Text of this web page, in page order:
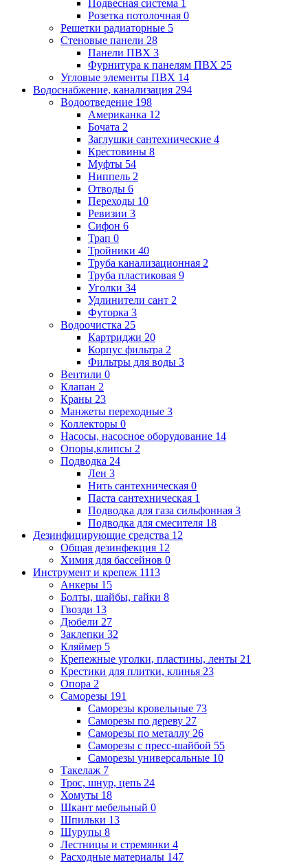
Подвесная система 1
Розетка потолочная 0
Решетки радиаторные 5
Стеновые панели 28
Панели ПВХ 3
Фурнитура к панелям ПВХ 25
Угловые элементы ПВХ 14
Водоснабжение, канализация 294
Водоотведение 198
Американка 12
Бочата 2
Заглушки сантехнические 4
Крестовины 8
Муфты 54
Ниппель 2
Отводы 6
Переходы 10
Ревизии 3
Сифон 6
Трап 0
Тройники 40
Труба канализационная 2
Труба пластиковая 9
Уголки 34
Удлинители сант 2
Футорка 3
Водоочистка 25
Картриджи 20
Корпус фильтра 2
Фильтры для воды 3
Вентили 0
Клапан 2
Краны 23
Манжеты переходные 3
Коллекторы 0
Насосы, насосное оборудование 14
Опоры,клипсы 2
Подводка 24
Лен 3
Нить сантехническая 0
Паста сантехническая 1
Подводка для газа сильфонная 3
Подводка для смесителя 18
Дезинфицирующие средства 12
Общая дезинфекция 12
Химия для бассейнов 0
Инструмент и крепеж 1113
Анкеры 15
Болты, шайбы, гайки 8
Гвозди 13
Дюбели 27
Заклепки 32
Кляймер 5
Крепежные уголки, пластины, ленты 21
Крестики для плитки, клинья 23
Опора 2
Саморезы 191
Саморезы кровельные 73
Саморезы по дереву 27
Саморезы по металлу 26
Саморезы с пресс-шайбой 55
Саморезы универсальные 10
Такелаж 7
Трос, шнур, цепь 24
Хомуты 18
Шкант мебельный 0
Шпильки 13
Шурупы 8
Лестницы и стремянки 4
Расходные материалы 147